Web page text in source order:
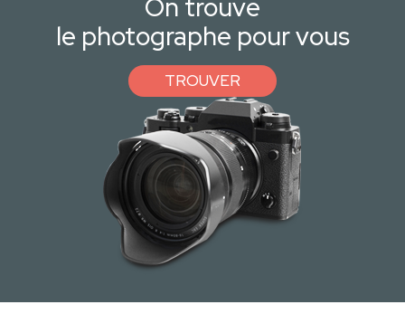
On trouve
le photographe pour vous
TROUVER